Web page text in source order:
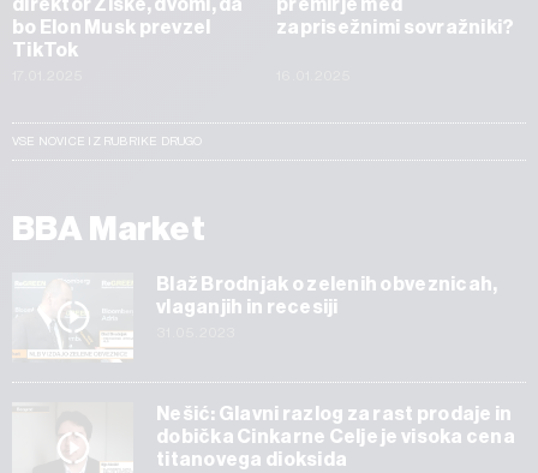
bo Elon Musk prevzel
TikTok
zaprisežnimi sovražniki?
VSE NOVICE IZ RUBRIKE DRUGO
BBA Market
Blaž Brodnjak o zelenih obveznicah,
vlaganjih in recesiji
Nešić: Glavni razlog za rast prodaje in
dobička Cinkarne Celje je visoka cena
titanovega dioksida